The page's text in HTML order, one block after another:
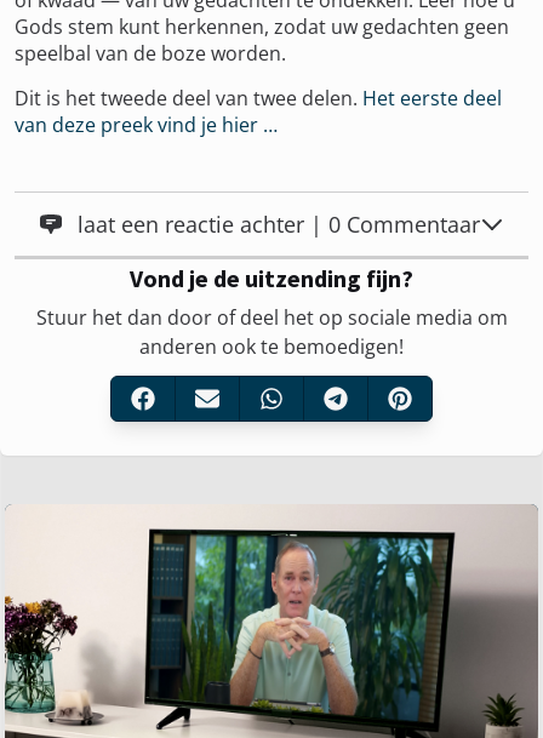
Gods stem kunt herkennen, zodat uw gedachten geen
speelbal van de boze worden.
Dit is het tweede deel van twee delen. Het eerste deel
van deze preek vind je hier …
laat een reactie achter | 0 Commentaar
Vond je de uitzending fijn?
Stuur het dan door of deel het op sociale media om
anderen ook te bemoedigen!